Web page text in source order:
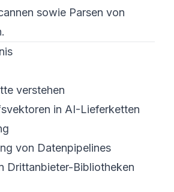
sowie Parsen von
verstehen
in AI-Lieferketten
von Datenpipelines
Drittanbieter-Bibliotheken